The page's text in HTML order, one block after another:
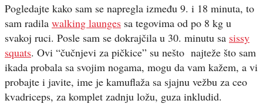
Pogledajte kako sam se napregla između 9. i 18 minuta, to
sam radila walking launges sa tegovima od po 8 kg u
svakoj ruci. Posle sam se dokrajčila u 30. minutu sa sissy
squats. Ovi “čučnjevi za pičkice” su nešto najteže što sam
ikada probala sa svojim nogama, mogu da vam kažem, a vi
probajte i javite, ime je kamuflaža sa sjajnu vežbu za ceo
kvadriceps, za komplet zadnju ložu, guza inkludid.